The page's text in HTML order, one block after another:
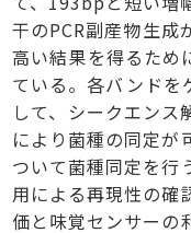
干のPCR副産物生成
高い結果を得るため
ている。各バンドを
して、シークエンス
により菌種の同定が
ついて菌種同定を行
用による再現性の確
価と味覚センサーの